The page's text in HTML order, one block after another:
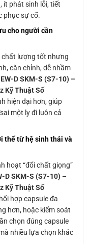
ít phát sinh lỗi, tiết
phục sự cố.
cho người cần
chất lượng tốt nhưng
căn chỉnh, dễ nhầm
EW-D SKM-S (S7-10) –
Kỹ Thuật Số
hiện đại hơn, giúp
một ly đi luôn cả
thế từ hệ sinh thái và
hoạt “đổi chất giọng”
D SKM-S (S7-10) –
Kỹ Thuật Số
hợp capsule đa
hơn, hoặc kiểm soát
chọn đúng capsule
nhiều lựa chọn khác